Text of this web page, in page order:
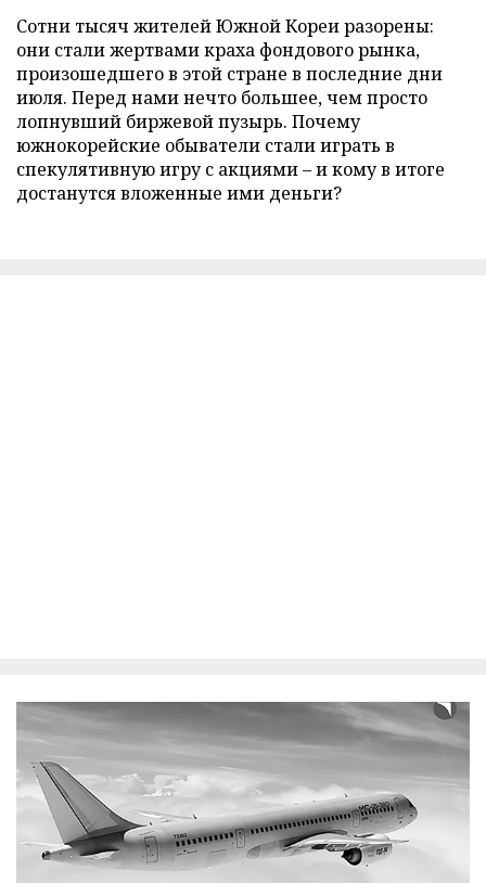
Сотни тысяч жителей Южной Кореи разорены:
они стали жертвами краха фондового рынка,
произошедшего в этой стране в последние дни
июля. Перед нами нечто большее, чем просто
лопнувший биржевой пузырь. Почему
южнокорейские обыватели стали играть в
спекулятивную игру с акциями – и кому в итоге
достанутся вложенные ими деньги?